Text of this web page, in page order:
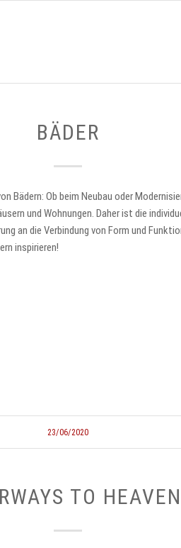
BÄDER
Bädern: Ob beim Neubau oder
und Wohnungen. Daher ist die
an die Verbindung von Form und
inspirieren!
23/06/2020
TO HEAVEN